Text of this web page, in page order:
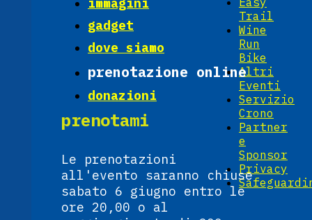
gadget
dove siamo
prenotazione online
donazioni
Trail
Wine
Run
Bike
Altri
Eventi
Servizio
Crono
Partner
e
Sponsor
Privacy
prenotami
Le prenotazioni
all'evento saranno chiuse
sabato 6 giugno entro le
ore 20,00 o al